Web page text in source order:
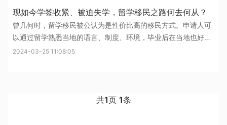
现如今学签收紧、被迫失学，留学移民之路何去何从？
曾几何时，留学移民被公认为是性价比高的移民方式。申请人可
以通过留学熟悉当地的语言、制度、环境，毕业后在当地也好找
工作，然后顺其自然地拿当地身份，成功移民。但从2023年下半
2024-03-25 11:08:05
共1页 1条